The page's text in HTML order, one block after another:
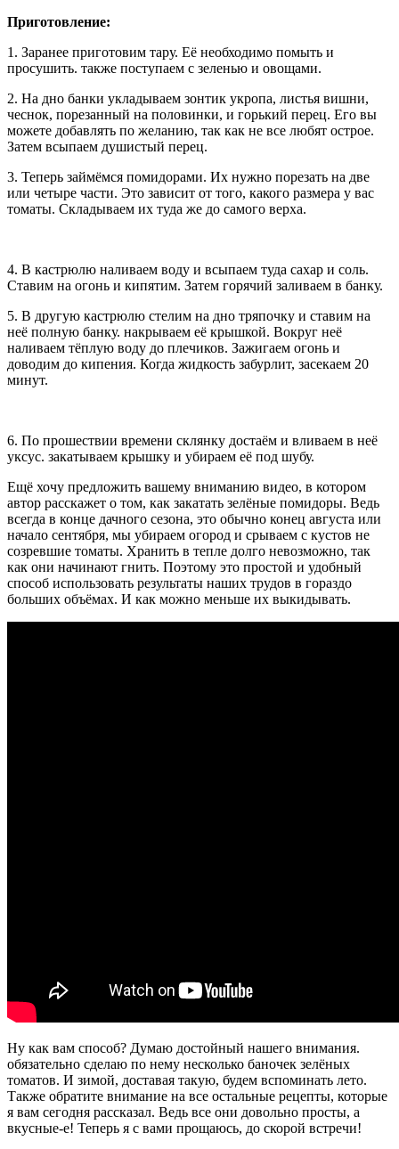
Приготовление:
1. Заранее приготовим тару. Её необходимо помыть и
просушить. также поступаем с зеленью и овощами.
2. На дно банки укладываем зонтик укропа, листья вишни,
чеснок, порезанный на половинки, и горький перец. Его вы
можете добавлять по желанию, так как не все любят острое.
Затем всыпаем душистый перец.
3. Теперь займёмся помидорами. Их нужно порезать на две
или четыре части. Это зависит от того, какого размера у вас
томаты. Складываем их туда же до самого верха.
4. В кастрюлю наливаем воду и всыпаем туда сахар и соль.
Ставим на огонь и кипятим. Затем горячий заливаем в банку.
5. В другую кастрюлю стелим на дно тряпочку и ставим на
неё полную банку. накрываем её крышкой. Вокруг неё
наливаем тёплую воду до плечиков. Зажигаем огонь и
доводим до кипения. Когда жидкость забурлит, засекаем 20
минут.
6. По прошествии времени склянку достаём и вливаем в неё
уксус. закатываем крышку и убираем её под шубу.
Ещё хочу предложить вашему вниманию видео, в котором
автор расскажет о том, как закатать зелёные помидоры. Ведь
всегда в конце дачного сезона, это обычно конец августа или
начало сентября, мы убираем огород и срываем с кустов не
созревшие томаты. Хранить в тепле долго невозможно, так
как они начинают гнить. Поэтому это простой и удобный
способ использовать результаты наших трудов в гораздо
больших объёмах. И как можно меньше их выкидывать.
Ну как вам способ? Думаю достойный нашего внимания.
обязательно сделаю по нему несколько баночек зелёных
томатов. И зимой, доставая такую, будем вспоминать лето.
Также обратите внимание на все остальные рецепты, которые
я вам сегодня рассказал. Ведь все они довольно просты, а
вкусные-е! Теперь я с вами прощаюсь, до скорой встречи!